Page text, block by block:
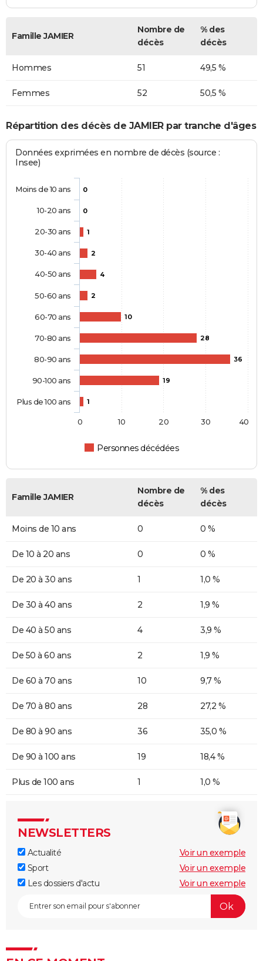
Famille JAMIER
Nombre de
décès
% des
décès
Hommes 51 49,5 %
Femmes 52 50,5 %
Répartition des décès de JAMIER par tranche d'âges
Données exprimées en nombre de décès (source :
Insee)
0
0
1
2
4
2
10
28
36
19
1
Personnes décédées
Moins de 10 ans
10-20 ans
20-30 ans
30-40 ans
40-50 ans
50-60 ans
60-70 ans
70-80 ans
80-90 ans
90-100 ans
Plus de 100 ans
0 10 20 30 40
Famille JAMIER
Nombre de
décès
% des
décès
Moins de 10 ans 0 0 %
De 10 à 20 ans 0 0 %
De 20 à 30 ans 1 1,0 %
De 30 à 40 ans 2 1,9 %
De 40 à 50 ans 4 3,9 %
De 50 à 60 ans 2 1,9 %
De 60 à 70 ans 10 9,7 %
De 70 à 80 ans 28 27,2 %
De 80 à 90 ans 36 35,0 %
De 90 à 100 ans 19 18,4 %
Plus de 100 ans 1 1,0 %
NEWSLETTERS
Actualité
Voir un exemple
Sport
Voir un exemple
Les dossiers d'actu
Voir un exemple